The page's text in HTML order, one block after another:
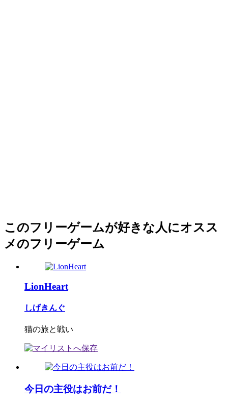
このフリーゲームが好きな人にオスス
メのフリーゲーム
LionHeart
しげきんぐ
猫の旅と戦い
今日の主役はお前だ！